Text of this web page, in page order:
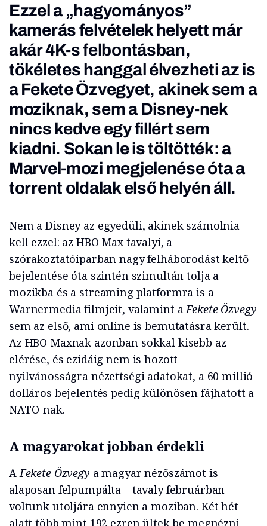
Ezzel a „hagyományos”
kamerás felvételek helyett már
akár 4K-s felbontásban,
tökéletes hanggal élvezheti az is
aFekete Özvegyet, akinek sem a
moziknak, sem a Disney-nek
nincs kedve egy fillért sem
kiadni. Sokan le is töltötték: a
Marvel-mozi megjelenése óta a
torrent oldalak első helyén áll.
Nem a Disney az egyedüli, akinek számolnia
kell ezzel: az HBO Max tavalyi, a
szórakoztatóiparban nagy felháborodást keltő
bejelentése óta szintén szimultán tolja a
mozikba és a streaming platformra is a
Warnermedia filmjeit, valamint a Fekete Özvegy
sem az első, ami online is bemutatásra került.
Az HBO Maxnak azonban sokkal kisebb az
elérése, és ezidáig nem is hozott
nyilvánosságra nézettségi adatokat, a 60 millió
dolláros bejelentés pedig különösen fájhatott a
NATO-nak.
A magyarokat jobban érdekli
A Fekete Özvegy a magyar nézőszámot is
alaposan felpumpálta – tavaly februárban
voltunk utoljára ennyien a moziban. Két hét
alatt több mint 192 ezren ültek be megnézni,